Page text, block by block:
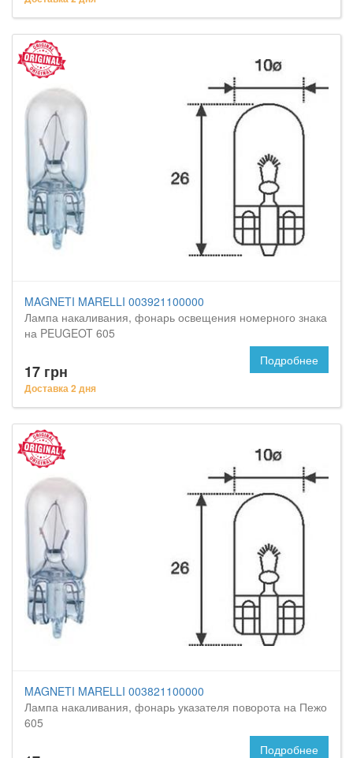
MAGNETI MARELLI 003921100000
Лампа накаливания, фонарь освещения номерного знака
на PEUGEOT 605
17 грн
Доставка 2 дня
Подробнее
MAGNETI MARELLI 003821100000
Лампа накаливания, фонарь указателя поворота на Пежо
605
Подробнее